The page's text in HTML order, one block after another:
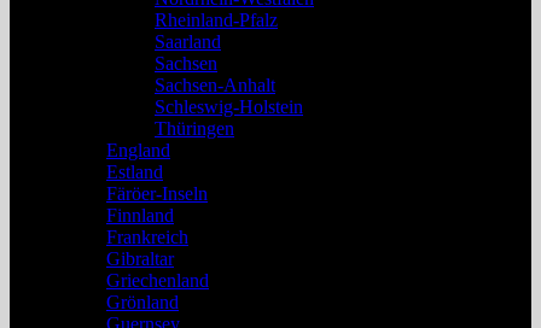
Rheinland-Pfalz
Saarland
Sachsen
Sachsen-Anhalt
Schleswig-Holstein
Thüringen
England
Estland
Färöer-Inseln
Finnland
Frankreich
Gibraltar
Griechenland
Grönland
Guernsey